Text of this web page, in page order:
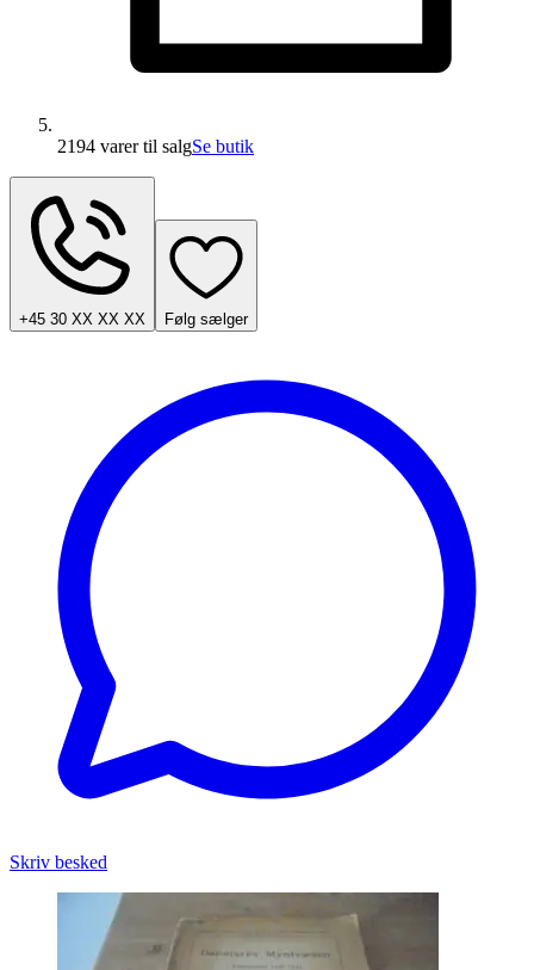
2194 varertil salgSe butik
+45 30 XX XX XX Følg sælger
Skriv besked